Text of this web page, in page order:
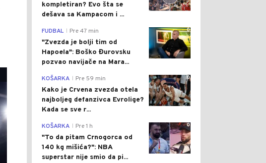
kompletiran? Evo šta se
dešava sa Kampacom i ...
0
FUDBAL Pre 47 min
"Zvezda je bolji tim od
Hapoela": Boško Đurovsku
pozvao navijače na Mara...
0
KOŠARKA Pre 59 min
Kako je Crvena zvezda otela
najboljeg defanzivca Evrolige?
Kada se sve r...
0
KOŠARKA Pre 1 h
"To da pitam Crnogorca od
140 kg mišića?": NBA
superstar nije smio da pi...